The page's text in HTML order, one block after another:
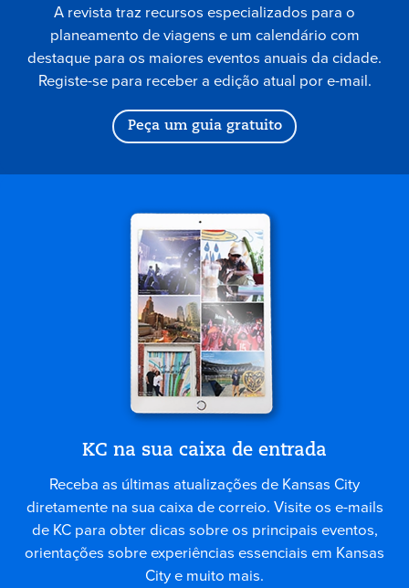
A revista traz recursos especializados para o
planeamento de viagens e um calendário com
destaque para os maiores eventos anuais da cidade.
Registe-se para receber a edição atual por e-mail.
Peça um guia gratuito
KC na sua caixa de entrada
Receba as últimas atualizações de Kansas City
diretamente na sua caixa de correio. Visite os e-mails
de KC para obter dicas sobre os principais eventos,
orientações sobre experiências essenciais em Kansas
City e muito mais.